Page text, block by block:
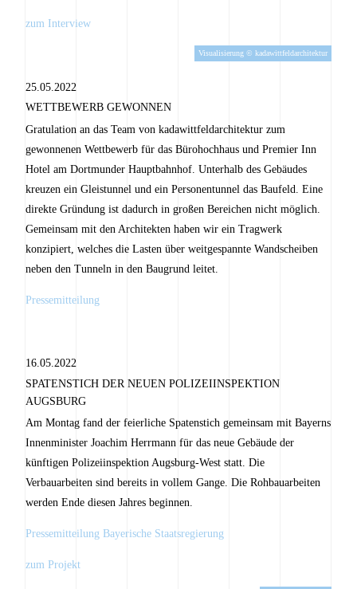
zum Interview
Visualisierung © kadawittfeldarchitektur
25.05.2022
WETTBEWERB GEWONNEN
Gratulation an das Team von kadawittfeldarchitektur zum
gewonnenen Wettbewerb für das Bürohochhaus und Premier Inn
Hotel am Dortmunder Hauptbahnhof. Unterhalb des Gebäudes
kreuzen ein Gleistunnel und ein Personentunnel das Baufeld. Eine
direkte Gründung ist dadurch in großen Bereichen nicht möglich.
Gemeinsam mit den Architekten haben wir ein Tragwerk
konzipiert, welches die Lasten über weitgespannte Wandscheiben
neben den Tunneln in den Baugrund leitet.
Pressemitteilung
16.05.2022
SPATENSTICH DER NEUEN POLIZEIINSPEKTION
AUGSBURG
Am Montag fand der feierliche Spatenstich gemeinsam mit Bayerns
Innenminister Joachim Herrmann für das neue Gebäude der
künftigen Polizeiinspektion Augsburg-West statt. Die
Verbauarbeiten sind bereits in vollem Gange. Die Rohbauarbeiten
werden Ende diesen Jahres beginnen.
Pressemitteilung Bayerische Staatsregierung
zum Projekt